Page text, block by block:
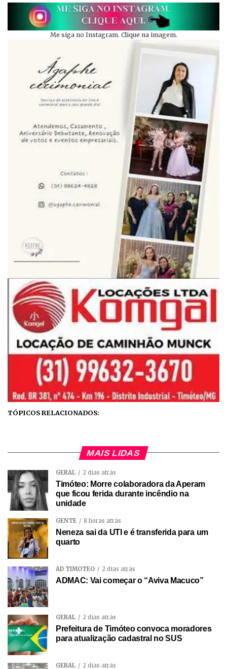
Me siga no Instagram. Clique na imagem.
TÓPICOS RELACIONADOS:
MAIS LIDAS
GERAL 2 dias atrás
Timóteo: Morre colaboradora da Aperam
que ficou ferida durante incêndio na
unidade
GENTE 8 horas atrás
Neneza sai da UTI e é transferida para um
quarto
AD TIMÓTEO 2 dias atrás
ADMAC: Vai começar o “Aviva Macuco”
GERAL 2 dias atrás
Prefeitura de Timóteo convoca moradores
para atualização cadastral no SUS
GERAL 2 dias atrás